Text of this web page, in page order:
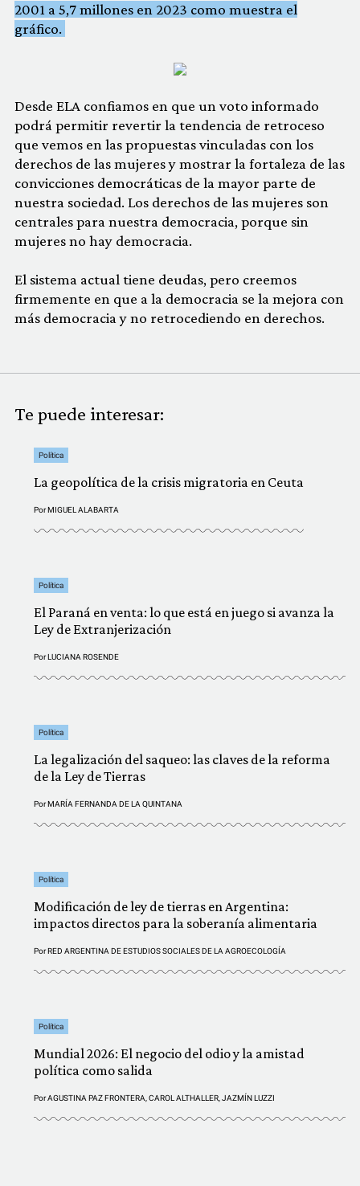
2001 a 5,7 millones en 2023 como muestra el
gráfico.
Desde ELA confiamos en que un voto informado
podrá permitir revertir la tendencia de retroceso
que vemos en las propuestas vinculadas con los
derechos de las mujeres y mostrar la fortaleza de las
convicciones democráticas de la mayor parte de
nuestra sociedad. Los derechos de las mujeres son
centrales para nuestra democracia, porque sin
mujeres no hay democracia.
El sistema actual tiene deudas, pero creemos
firmemente en que a la democracia se la mejora con
más democracia y no retrocediendo en derechos.
Te puede interesar:
Política
La geopolítica de la crisis migratoria en Ceuta
PorMIGUEL ALABARTA
Política
El Paraná en venta: lo que está en juego si avanza la
Ley de Extranjerización
PorLUCIANA ROSENDE
Política
La legalización del saqueo: las claves de la reforma
de la Ley de Tierras
PorMARÍA FERNANDA DE LA QUINTANA
Política
Modificación de ley de tierras en Argentina:
impactos directos para la soberanía alimentaria
PorRED ARGENTINA DE ESTUDIOS SOCIALES DE LA AGROECOLOGÍA
Política
Mundial 2026: El negocio del odio y la amistad
política como salida
PorAGUSTINA PAZ FRONTERA CAROL ALTHALLER JAZMÍN LUZZI